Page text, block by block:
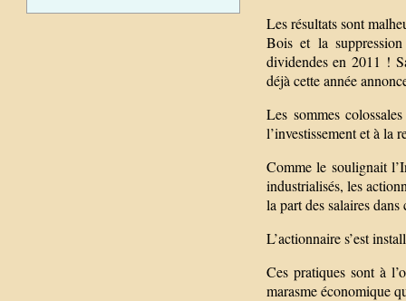
Les résultats sont
Bois et la
dividendes en 2011 !
déjà cette année
Les sommes
l’investissement et à la
Comme le soulignait
industrialisés, les
la part des salaires
L’actionnaire s’est
Ces pratiques sont à
marasme économique